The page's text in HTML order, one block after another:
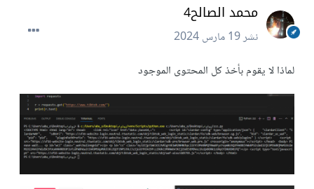
محمد الصالح4
نشر19 مارس 2024
لماذا لا يقوم بأخذ كل المحتوى الموجود